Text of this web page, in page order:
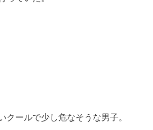
クールで少し危なそうな男子。